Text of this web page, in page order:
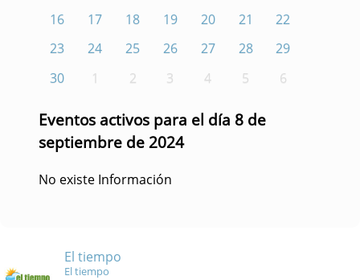
16
17 18 19 20 21
22
23
24 25 26 27 28
29
30
1 2 3 4 5 6
Eventos activos para el día 8 de
septiembre de 2024
No existe Información
El tiempo
El tiempo